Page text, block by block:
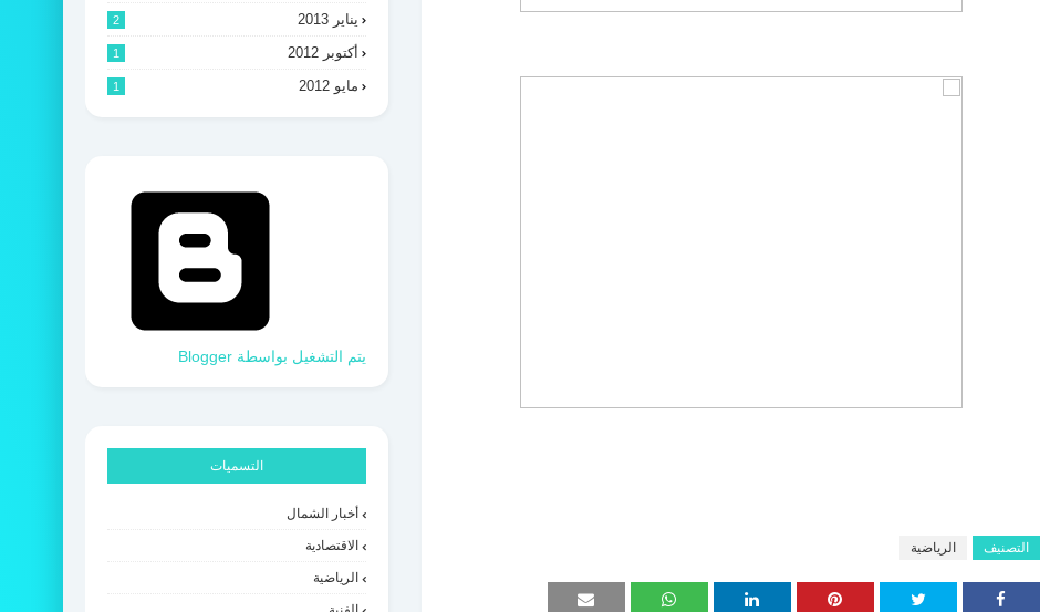
التصنيف الرياضية
يناير 2013 2
أكتوبر 2012 1
مايو 2012 1
‏يتم التشغيل بواسطة Blogger
التسميات
أخبار الشمال
الاقتصادية
الرياضية